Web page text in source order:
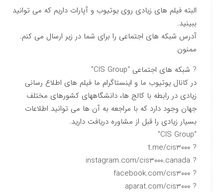
البته فیلم های زیادی روی یوتیوب و آپارات داریم که می توانید
ببینید.
آدرس شبکه های اجتماعی را برای شما در زیر ارسال می کنم.
ممنون
? شبکه های اجتماعی “CIS Group”
در کانال یوتیوب ما و اینستاگرام ما فیلم های اطلاع رسانی
زیادی در رابطه با کالج ها، دانشگاههای کشورهای مختلف
جهان وجود دارد که با مراجعه به آن ها می توانید اطلاعات
بسیار زیادی را قبل از مشاوره دریافت دارید.
“CIS Group”
? t.me/cis3000
? instagram.com/cis3000.canada
? facebook.com/cis3000
? aparat.com/cis3000